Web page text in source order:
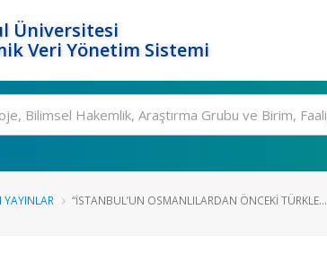
Üniversitesi
Veri Yönetim Sistemi
YAYINLAR “İSTANBUL’UN OSMANLILARDAN ÖNCEKI TÜRKLE...